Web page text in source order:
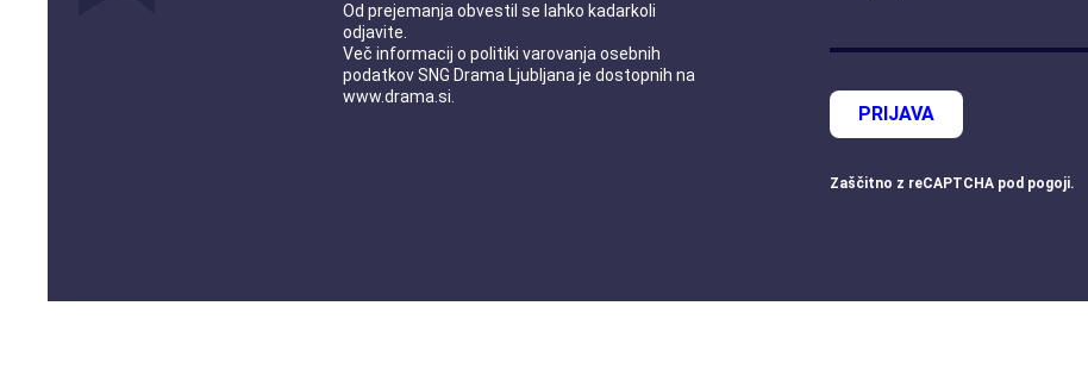
Od prejemanja obvestil se lahko kadarkoli
odjavite.
Več informacij o politiki varovanja osebnih
podatkovSNG Drama Ljubljana je dostopnih na
www.drama.si
PRIJAVA
Zaščitno z reCAPTCHA pod pogoji.